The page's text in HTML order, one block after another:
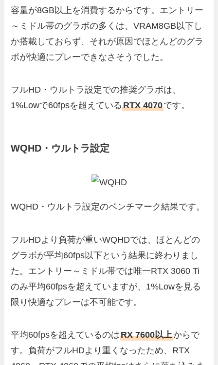
容量が8GB以上を消費するからです。エントリー
～ミドル帯のグラボの多くは、VRAM8GB以下し
か搭載しておらず、それが原因でほとんどのグラ
ボが快適にプレーできなさそうでした。
フルHD・ウルトラ設定での推奨グラボは、
1%Lowで60fpsを超えているRTX 4070です。
WQHD・ウルトラ設定
WQHD・ウルトラ設定のベンチマーク結果です。
フルHDより負荷が重いWQHDでは、ほとんどの
グラボが平均60fps以下という結果に終わりまし
た。エントリー～ミドル帯では唯一RTX 3060 Ti
のみ平均60fpsを超えていますが、1%Lowを見る
限り快適なプレーは不可能です。
平均60fpsを超えているのはRX 7600以上からで
す。負荷がフルHDより重くなったため、RTX